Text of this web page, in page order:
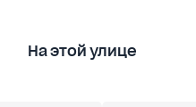
На этой улице